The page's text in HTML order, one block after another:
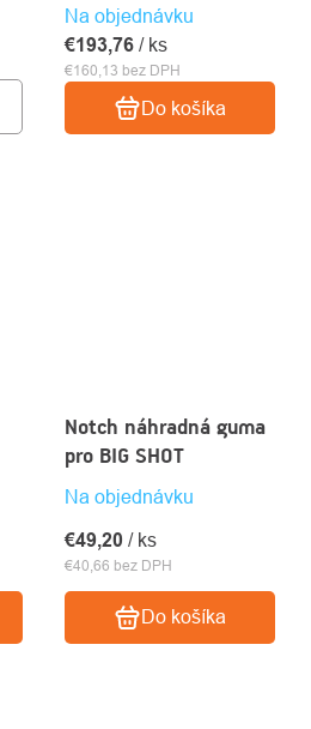
Na objednávku
€160,13 bez DPH
€193,76 / ks
Do košíka
Notch náhradná guma
pro BIG SHOT
Na objednávku
€40,66 bez DPH
€49,20 / ks
Do košíka